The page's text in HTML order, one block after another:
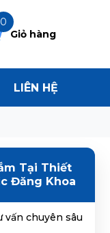
0
Giỏ hàng
LIÊN HỆ
Tại Thiết
Đăng Khoa
chuyên sâu